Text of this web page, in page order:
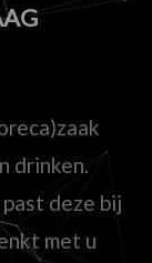
drinken.
deze bij
met u